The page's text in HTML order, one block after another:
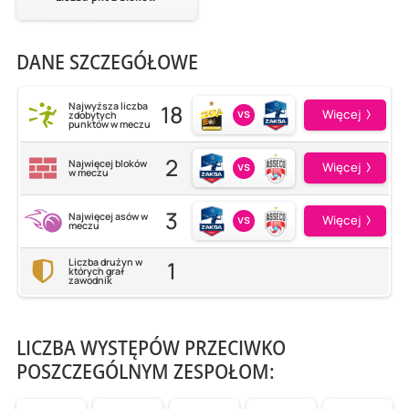
DANE SZCZEGÓŁOWE
Najwyższa liczba
zdobytych
punktów w meczu 18 vs Więcej
Najwięcej bloków
w meczu 2 vs Więcej
Najwięcej asów w
meczu 3 vs Więcej
Liczba drużyn w
których grał
zawodnik 1
LICZBA WYSTĘPÓW PRZECIWKO
POSZCZEGÓLNYM ZESPOŁOM: